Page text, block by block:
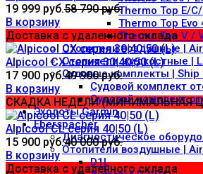
Thermo Top E/
Thermo Top Evo
Thermo Top V /
Отопители воздушные |
Отопители жидкостные |
Судовые комплекты | Ship
Судовой комплект
Судовой комплект
Эхолоты Garmin
Eberspacher
Диагностическое
Отопители воздушные |
D1L
19 999 руб.58 790 руб.
В корзину
Доставка с удаленного склада
Alpicool CX серия 30|40|50 (L)
17 900 руб.49 900 руб.
В корзину
СКАДКА НЕДЕЛИ (МИНИМАЛЬНАЯ
Alpicool CL серия 40|50 (L)
15 900 руб.40 000 руб.
В корзину
Доставка с удаленного склада